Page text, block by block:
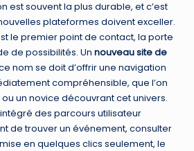
est souvent la plus durable, et c’est
plateformes doivent exceller.
le premier point de contact, la porte
de possibilités. Un nouveau site de
nom se doit d’offrir une navigation
compréhensible, que l’on
un novice découvrant cet univers.
des parcours utilisateur
de trouver un événement, consulter
en quelques clics seulement, le